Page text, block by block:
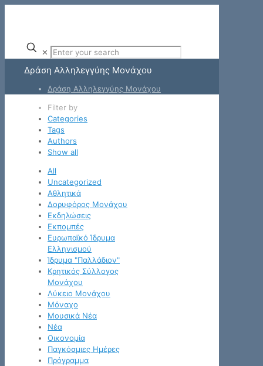
✕
Δράση Αλληλεγγύης Μονάχου
Δράση Αλληλεγγύης Μονάχου
Filter by
Categories
Tags
Authors
Show all
All
Uncategorized
Αθλητικά
Δορυφόρος Μονάχου
Εκδηλώσεις
Εκπομπές
Ευρωπαϊκό Ίδρυμα
Ελληνισμού
Ίδρυμα "Παλλάδιον"
Κρητικός Σύλλογος
Μονάχου
Λύκειο Μονάχου
Μόναχο
Μουσικά Νέα
Νέα
Οικονομία
Παγκόσμιες Ημέρες
Πρόγραμμα